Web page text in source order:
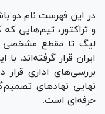
در این فهرست نام دو
و تراکتور، تیم‌هایی
لیگ تا مقطع مشخصی
ایران قرار گرفته‌اند.
بررسی‌های اداری قرار
نهایی نهاد‌های
حرفه‌ای است.